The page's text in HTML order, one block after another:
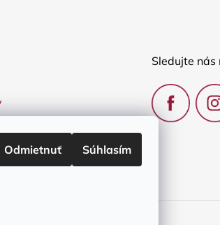
Odmietnuť Súhlasím
Sledujte nás